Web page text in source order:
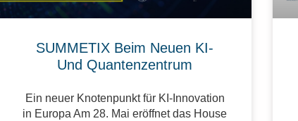
SUMMETIX Beim Neuen KI-
Und Quantenzentrum
Ein neuer Knotenpunkt für KI-Innovation
in Europa Am 28. Mai eröffnet das House